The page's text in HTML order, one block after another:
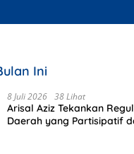
Ini
8 Juli 2026 38 Lihat
Arisal Aziz Tekankan
Daerah yang Partisipatif